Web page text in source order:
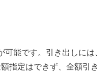
能です。引き出しには、
指定はできず、全額引き